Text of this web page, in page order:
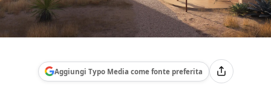
Aggiungi Typo Media come fonte preferita